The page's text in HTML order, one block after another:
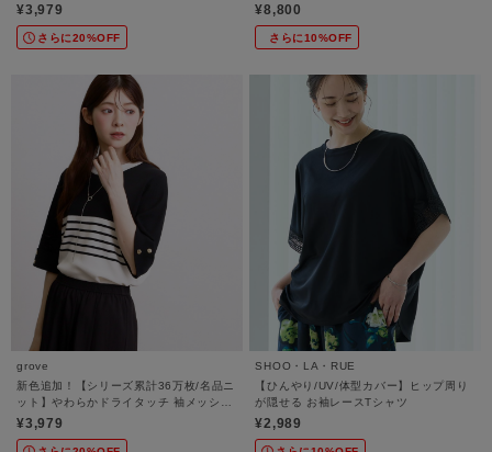
¥3,979
さらに20%OFF
¥8,800
さらに10%OFF
grove
新色追加！【シリーズ累計36万枚/名品ニ
ット】やわらかドライタッチ 袖メッシュ
編みニット
¥3,979
SHOO・LA・RUE
【ひんやり/UV/体型カバー】ヒップ周り
が隠せる お袖レースTシャツ
¥2,989